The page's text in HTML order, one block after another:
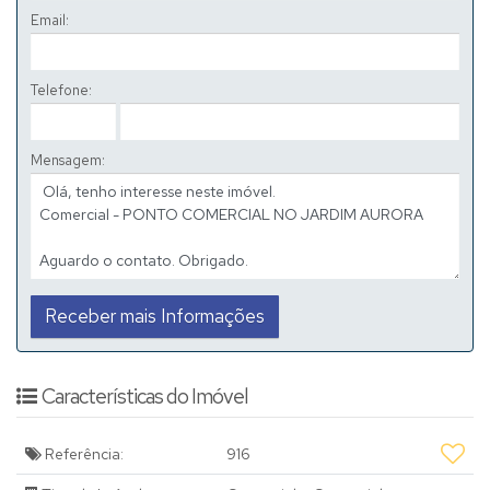
Email:
Telefone:
Mensagem:
Características do Imóvel
Referência: 916